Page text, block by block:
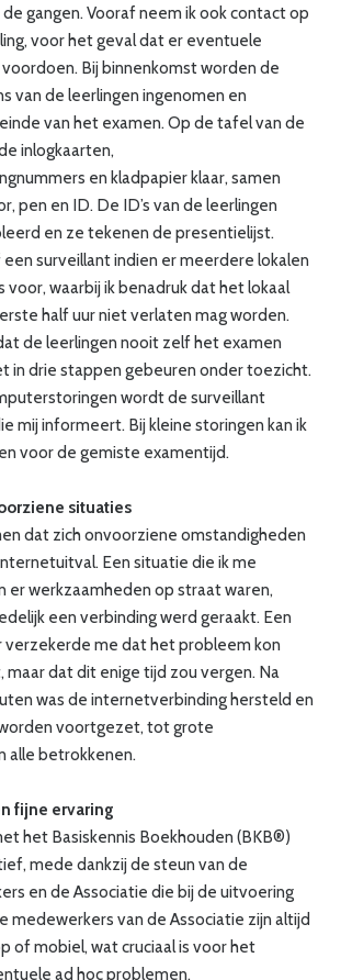
de gangen. Vooraf neem ik ook contact op
voor het geval dat er eventuele
Bij binnenkomst worden de
van de leerlingen ingenomen en
van het examen. Op de tafel van de
inlogkaarten,
en kladpapier klaar, samen
pen en ID. De ID’s van de leerlingen
en ze tekenen de presentielijst.
een surveillant indien er meerdere lokalen
voor, waarbij ik benadruk dat het lokaal
half uur niet verlaten mag worden.
de leerlingen nooit zelf het examen
in drie stappen gebeuren onder toezicht.
wordt de surveillant
mij informeert. Bij kleine storingen kan ik
voor de gemiste examentijd.
situaties
dat zich onvoorziene omstandigheden
Een situatie die ik me
er werkzaamheden op straat waren,
een verbinding werd geraakt. Een
verzekerde me dat het probleem kon
dat dit enige tijd zou vergen. Na
was de internetverbinding hersteld en
voortgezet, tot grote
alle betrokkenen.
fijne ervaring
het Basiskennis Boekhouden (BKB®)
mede dankzij de steun van de
en de Associatie die bij de uitvoering
medewerkers van de Associatie zijn altijd
of mobiel, wat cruciaal is voor het
ad hoc problemen.